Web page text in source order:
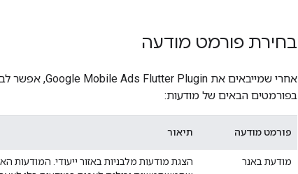
בחירת פורמט מודעה
אחרי שמייבאים את Google Mobile Ads Flutter Plugin
בפורמטים הבאים של מודעות:
פורמט מודעה תיאור
מודעת באנר
הצגת מודעות מלבניות באזור ייעודי. המודעות